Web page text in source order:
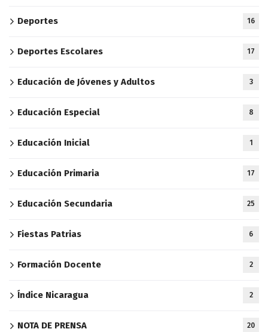
Deportes 16
Deportes Escolares 17
Educación de Jóvenes y Adultos 3
Educación Especial 8
Educación Inicial 1
Educación Primaria 17
Educación Secundaria 25
Fiestas Patrias 6
Formación Docente 2
Índice Nicaragua 2
NOTA DE PRENSA 20